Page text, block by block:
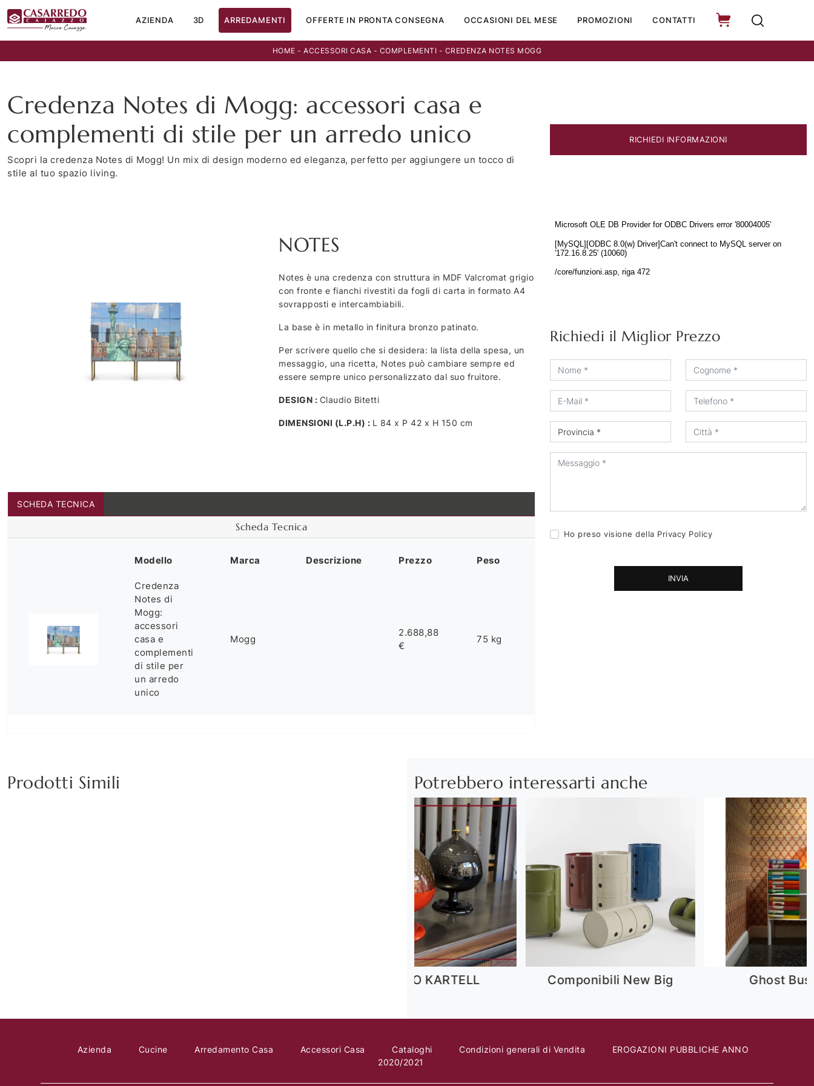
AZIENDA 3D ARREDAMENTI OFFERTE IN PRONTA CONSEGNA OCCASIONI DEL MESE PROMOZIONI CONTATTI
HOME -ACCESSORI CASA - COMPLEMENTI - CREDENZA NOTES MOGG
Credenza Notes di Mogg: accessori casa e
complementi di stile per un arredo unico
Scopri la credenza Notes di Mogg! Un mix di design moderno ed eleganza, perfetto per aggiungere un tocco di
stile al tuo spazio living.
RICHIEDI INFORMAZIONI
NOTES
Notes è una credenza con struttura in MDF Valcromat grigio
con fronte e fianchi rivestiti da fogli di carta in formato A4
sovrapposti e intercambiabili.
La base è in metallo in finitura bronzo patinato.
Per scrivere quello che si desidera: la lista della spesa, un
messaggio, una ricetta, Notes può cambiare sempre ed
essere sempre unico personalizzato dal suo fruitore.
DESIGN : Claudio Bitetti
DIMENSIONI (L.P.H) : L 84 x P 42 x H 150 cm
SCHEDA TECNICA
Scheda Tecnica
Modello Marca Descrizione Prezzo Peso
Credenza
Notes di
Mogg:
accessori
casa e
complementi
di stile per
un arredo
unico
Mogg
2.688,88
€
75 kg
Richiedi il Miglior Prezzo
Ho preso visione della Privacy Policy
INVIA
Prodotti Simili Potrebbero interessarti anche
PUMO KARTELL Componibili New Big Ghost
Azienda Cucine Arredamento Casa Accessori Casa Cataloghi Condizioni generali di Vendita
EROGAZIONI PUBBLICHE ANNO
2020/2021